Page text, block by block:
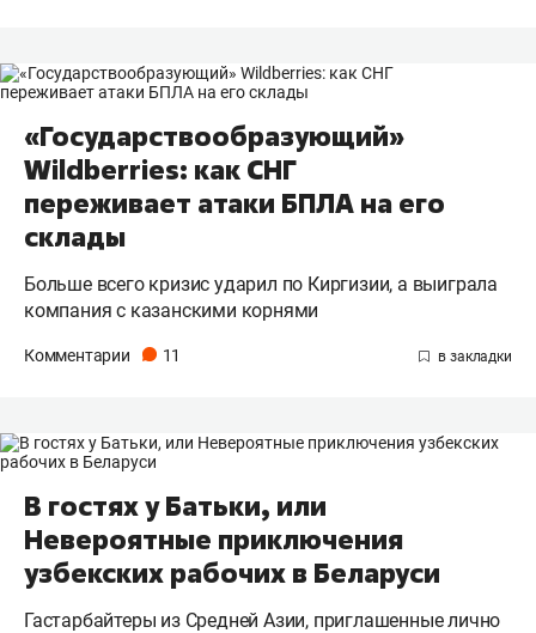
«Государствообразующий»
Wildberries: как СНГ
переживает атаки БПЛА на его
склады
Больше всего кризис ударил по Киргизии, а выиграла
компания с казанскими корнями
Комментарии 11
В гостях у Батьки, или
Невероятные приключения
узбекских рабочих в Беларуси
Гастарбайтеры из Средней Азии, приглашенные лично